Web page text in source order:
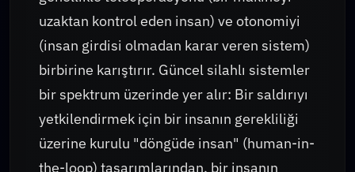
uzaktan kontrol eden insan) ve otonomiyi
(insan girdisi olmadan karar veren sistem)
birbirine karıştırır. Güncel silahlı sistemler
bir spektrum üzerinde yer alır: Bir saldırıyı
yetkilendirmek için bir insanın gerekliliği
üzerine kurulu "döngüde insan" (human-in-
the-loop) tasarımlarından, bir insanın